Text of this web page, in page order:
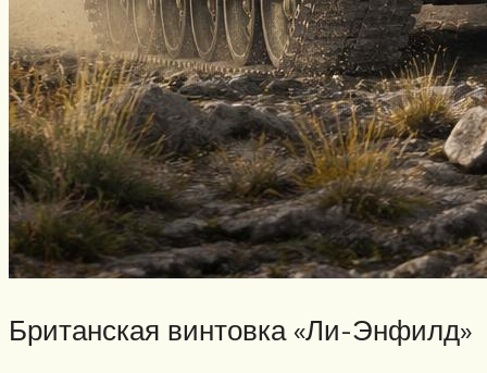
Британская винтовка «Ли-Энфилд»